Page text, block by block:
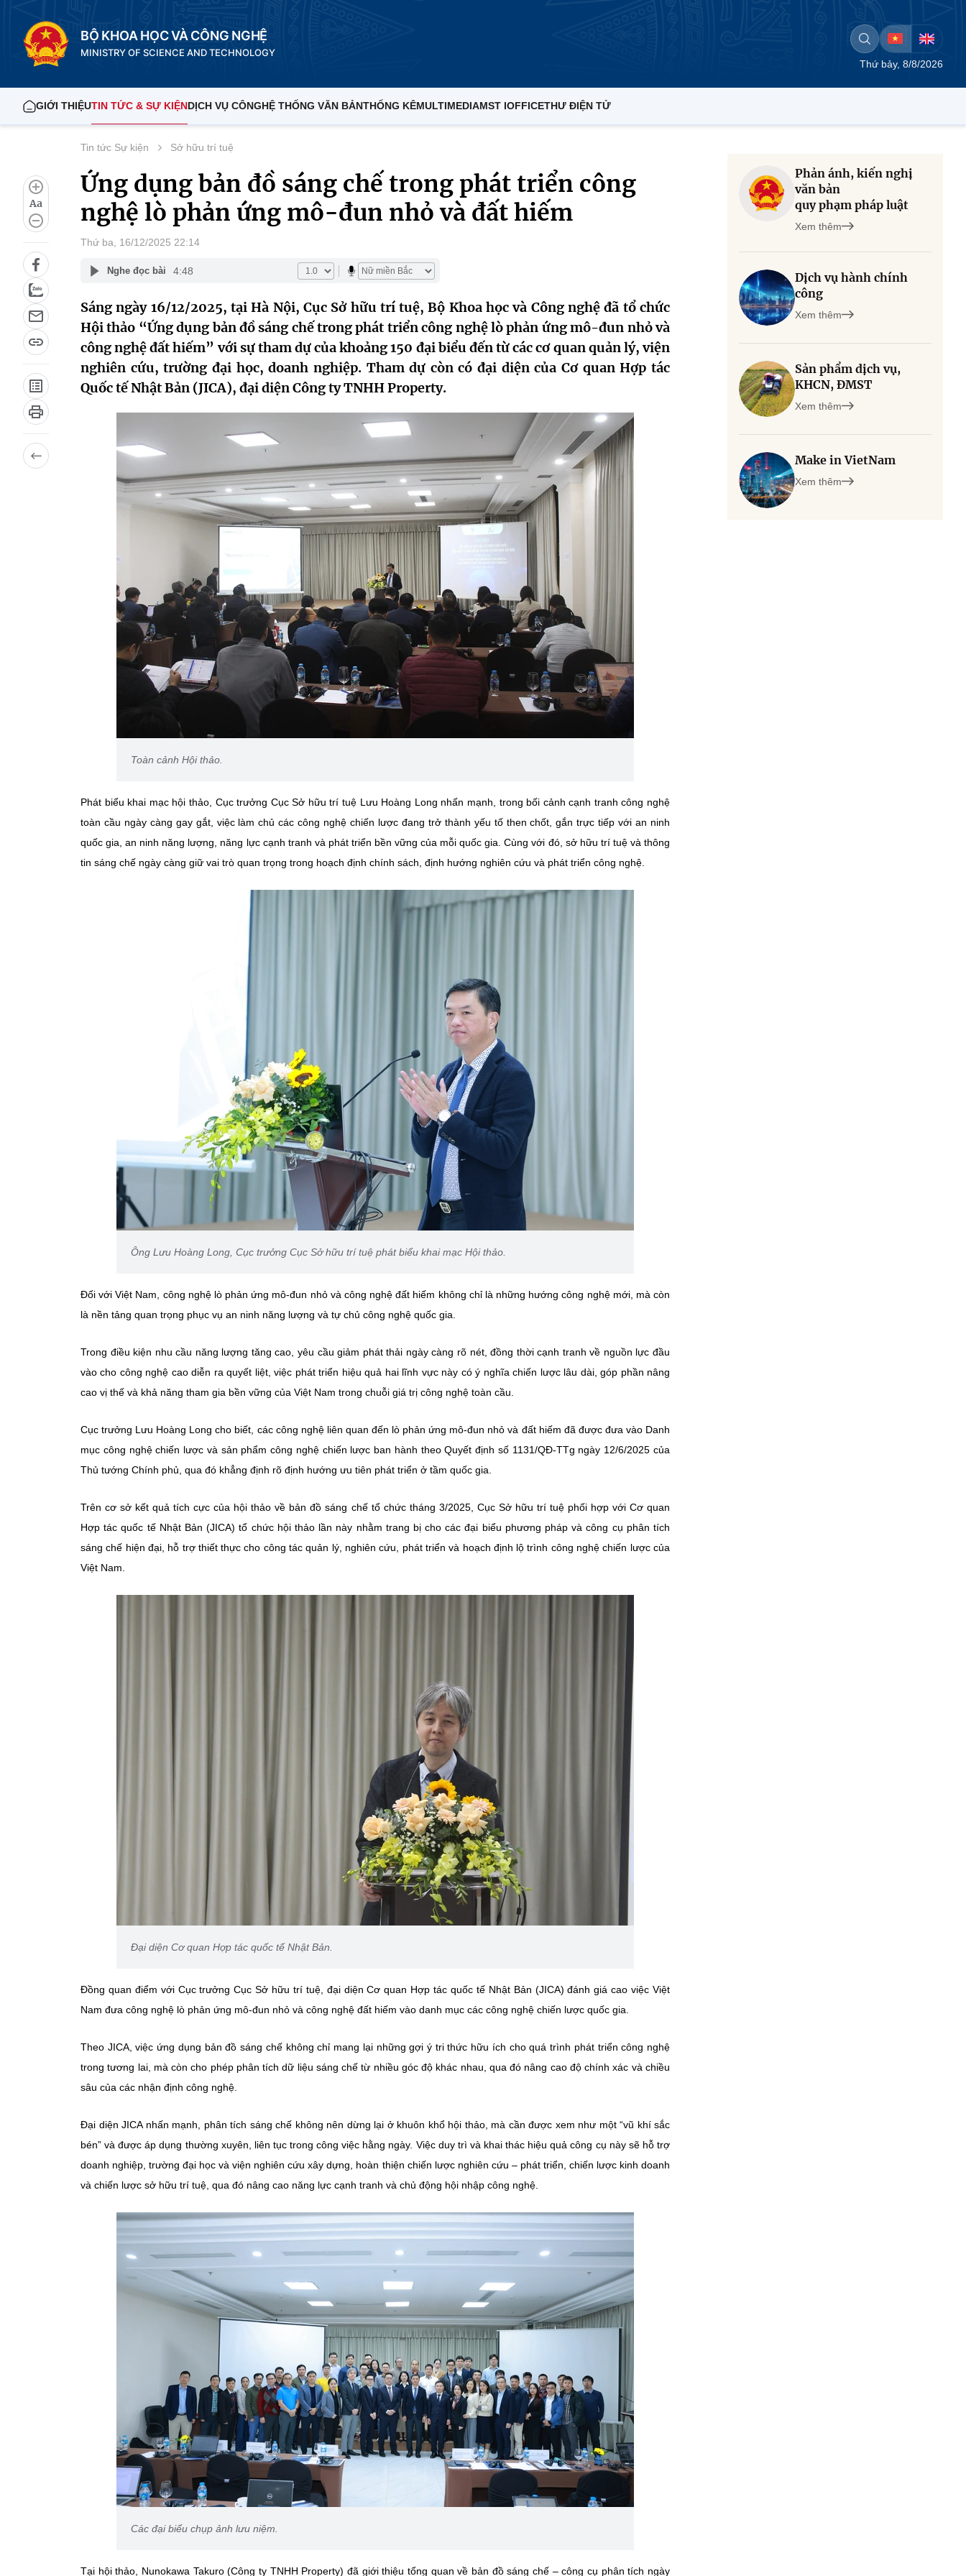
BỘ KHOA HỌC VÀ CÔNG NGHỆ
MINISTRY OF SCIENCE AND TECHNOLOGY
Thứ bảy, 8/8/2026
GIỚI THIỆUTIN TỨC & SỰ KIỆNDỊCH VỤ CÔNGHỆ THỐNG VĂN BẢNTHỐNG KÊMULTIMEDIAMST IOFFICETHƯ ĐIỆN TỬ
Aa
Tin tức Sự kiện Sở hữu trí tuệ
Ứng dụng bản đồ sáng chế trong phát triển công
nghệ lò phản ứng mô-đun nhỏ và đất hiếm
Thứ ba, 16/12/2025 22:14
Nghe đọc bài 4:48
Sáng ngày 16/12/2025, tại Hà Nội, Cục Sở hữu trí tuệ, Bộ Khoa học và Công nghệ đã tổ chức
Hội thảo “Ứng dụng bản đồ sáng chế trong phát triển công nghệ lò phản ứng mô-đun nhỏ và
công nghệ đất hiếm” với sự tham dự của khoảng 150 đại biểu đến từ các cơ quan quản lý, viện
nghiên cứu, trường đại học, doanh nghiệp. Tham dự còn có đại diện của Cơ quan Hợp tác
Quốc tế Nhật Bản (JICA), đại diện Công ty TNHH Property.
Toàn cảnh Hội thảo.
Phát biểu khai mạc hội thảo, Cục trưởng Cục Sở hữu trí tuệ Lưu Hoàng Long nhấn mạnh, trong bối cảnh cạnh tranh công nghệ
toàn cầu ngày càng gay gắt, việc làm chủ các công nghệ chiến lược đang trở thành yếu tố then chốt, gắn trực tiếp với an ninh
quốc gia, an ninh năng lượng, năng lực cạnh tranh và phát triển bền vững của mỗi quốc gia. Cùng với đó, sở hữu trí tuệ và thông
tin sáng chế ngày càng giữ vai trò quan trọng trong hoạch định chính sách, định hướng nghiên cứu và phát triển công nghệ.
Ông Lưu Hoàng Long, Cục trưởng Cục Sở hữu trí tuệ phát biểu khai mạc Hội thảo.
Đối với Việt Nam, công nghệ lò phản ứng mô-đun nhỏ và công nghệ đất hiếm không chỉ là những hướng công nghệ mới, mà còn
là nền tảng quan trọng phục vụ an ninh năng lượng và tự chủ công nghệ quốc gia.
Trong điều kiện nhu cầu năng lượng tăng cao, yêu cầu giảm phát thải ngày càng rõ nét, đồng thời cạnh tranh về nguồn lực đầu
vào cho công nghệ cao diễn ra quyết liệt, việc phát triển hiệu quả hai lĩnh vực này có ý nghĩa chiến lược lâu dài, góp phần nâng
cao vị thế và khả năng tham gia bền vững của Việt Nam trong chuỗi giá trị công nghệ toàn cầu.
Cục trưởng Lưu Hoàng Long cho biết, các công nghệ liên quan đến lò phản ứng mô-đun nhỏ và đất hiếm đã được đưa vào Danh
mục công nghệ chiến lược và sản phẩm công nghệ chiến lược ban hành theo Quyết định số 1131/QĐ-TTg ngày 12/6/2025 của
Thủ tướng Chính phủ, qua đó khẳng định rõ định hướng ưu tiên phát triển ở tầm quốc gia.
Trên cơ sở kết quả tích cực của hội thảo về bản đồ sáng chế tổ chức tháng 3/2025, Cục Sở hữu trí tuệ phối hợp với Cơ quan
Hợp tác quốc tế Nhật Bản (JICA) tổ chức hội thảo lần này nhằm trang bị cho các đại biểu phương pháp và công cụ phân tích
sáng chế hiện đại, hỗ trợ thiết thực cho công tác quản lý, nghiên cứu, phát triển và hoạch định lộ trình công nghệ chiến lược của
Việt Nam.
Đại diện Cơ quan Hợp tác quốc tế Nhật Bản.
Đồng quan điểm với Cục trưởng Cục Sở hữu trí tuệ, đại diện Cơ quan Hợp tác quốc tế Nhật Bản (JICA) đánh giá cao việc Việt
Nam đưa công nghệ lò phản ứng mô-đun nhỏ và công nghệ đất hiếm vào danh mục các công nghệ chiến lược quốc gia.
Theo JICA, việc ứng dụng bản đồ sáng chế không chỉ mang lại những gợi ý tri thức hữu ích cho quá trình phát triển công nghệ
trong tương lai, mà còn cho phép phân tích dữ liệu sáng chế từ nhiều góc độ khác nhau, qua đó nâng cao độ chính xác và chiều
sâu của các nhận định công nghệ.
Đại diện JICA nhấn mạnh, phân tích sáng chế không nên dừng lại ở khuôn khổ hội thảo, mà cần được xem như một “vũ khí sắc
bén” và được áp dụng thường xuyên, liên tục trong công việc hằng ngày. Việc duy trì và khai thác hiệu quả công cụ này sẽ hỗ trợ
doanh nghiệp, trường đại học và viện nghiên cứu xây dựng, hoàn thiện chiến lược nghiên cứu – phát triển, chiến lược kinh doanh
và chiến lược sở hữu trí tuệ, qua đó nâng cao năng lực cạnh tranh và chủ động hội nhập công nghệ.
Các đại biểu chụp ảnh lưu niệm.
Tại hội thảo, Nunokawa Takuro (Công ty TNHH Property) đã giới thiệu tổng quan về bản đồ sáng chế – công cụ phân tích ngày
Phản ánh, kiến nghị
văn bản
quy phạm pháp luật
Xem thêm
Dịch vụ hành chính
công
Xem thêm
Sản phẩm dịch vụ,
KHCN, ĐMST
Xem thêm
Make in VietNam
Xem thêm